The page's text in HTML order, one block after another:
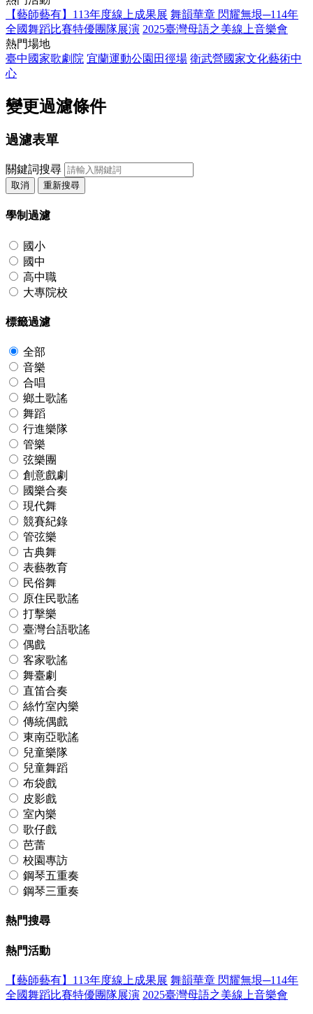
【藝師藝有】113年度線上成果展 舞韻華章 閃耀無垠─114年
全國舞蹈比賽特優團隊展演 2025臺灣母語之美線上音樂會
熱門場地
臺中國家歌劇院 宜蘭運動公園田徑場 衛武營國家文化藝術中
心
變更過濾條件
過濾表單
關鍵詞搜尋
取消 重新搜尋
學制過濾
國小
國中
高中職
大專院校
標籤過濾
全部
音樂
合唱
鄉土歌謠
舞蹈
行進樂隊
管樂
弦樂團
創意戲劇
國樂合奏
現代舞
競賽紀錄
管弦樂
古典舞
表藝教育
民俗舞
原住民歌謠
打擊樂
臺灣台語歌謠
偶戲
客家歌謠
舞臺劇
直笛合奏
絲竹室內樂
傳統偶戲
東南亞歌謠
兒童樂隊
兒童舞蹈
布袋戲
皮影戲
室內樂
歌仔戲
芭蕾
校園專訪
鋼琴五重奏
鋼琴三重奏
熱門搜尋
熱門活動
【藝師藝有】113年度線上成果展 舞韻華章 閃耀無垠─114年
全國舞蹈比賽特優團隊展演 2025臺灣母語之美線上音樂會